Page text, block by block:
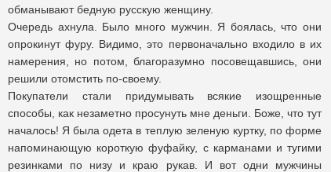
обманывают бедную русскую женщину.
Очередь ахнула. Было много мужчин. Я боялась, что они
опрокинут фуру. Видимо, это первоначально входило в их
намерения, но потом, благоразумно посовещавшись, они
решили отомстить по-своему.
Покупатели стали придумывать всякие изощренные
способы, как незаметно просунуть мне деньги. Боже, что тут
началось! Я была одета в теплую зеленую куртку, по форме
напоминающую короткую фуфайку, с карманами и тугими
резинками по низу и краю рукав. И вот одни мужчины